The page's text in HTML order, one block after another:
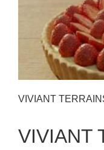
VIVIANT
VIVIANT